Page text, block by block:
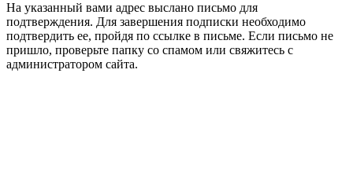
На указанный вами адрес выслано письмо для
подтверждения. Для завершения подписки необходимо
подтвердить ее, пройдя по ссылке в письме. Если письмо не
пришло, проверьте папку со спамом или свяжитесь с
администратором сайта.